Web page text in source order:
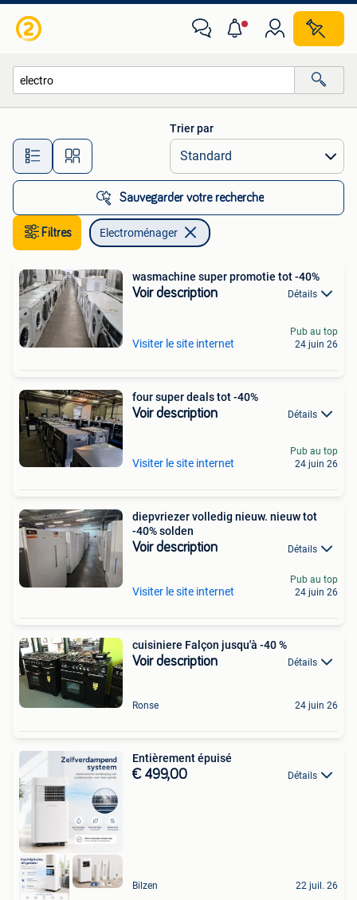
Toutes les distances…
Trier par
Sauvegarder votre recherche
Filtres Electroménager
wasmachine super promotie tot -40%
Voir description Détails
Visiter le site internet
Pub au top
24 juin 26
four super deals tot -40%
Voir description Détails
Visiter le site internet
Pub au top
24 juin 26
diepvriezer volledig nieuw. nieuw tot
-40% solden
Voir description Détails
Visiter le site internet
Pub au top
24 juin 26
cuisiniere Falçon jusqu'à -40 %
Voir description Détails
Ronse 24 juin 26
Entièrement épuisé
€ 499,00 Détails
Bilzen 22 juil. 26